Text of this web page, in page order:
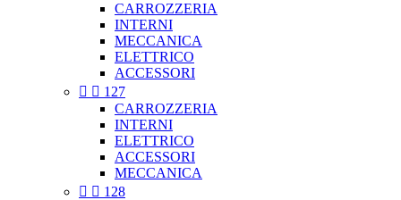
CARROZZERIA
INTERNI
MECCANICA
ELETTRICO
ACCESSORI
  127
CARROZZERIA
INTERNI
ELETTRICO
ACCESSORI
MECCANICA
  128